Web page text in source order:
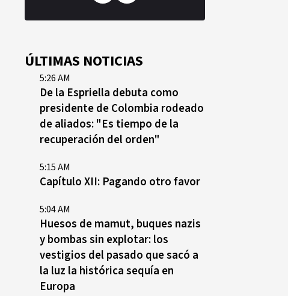
ÚLTIMAS NOTICIAS
5:26 AM
De la Espriella debuta como
presidente de Colombia rodeado
de aliados: "Es tiempo de la
recuperación del orden"
5:15 AM
Capítulo XII: Pagando otro favor
5:04 AM
Huesos de mamut, buques nazis
y bombas sin explotar: los
vestigios del pasado que sacó a
la luz la histórica sequía en
Europa